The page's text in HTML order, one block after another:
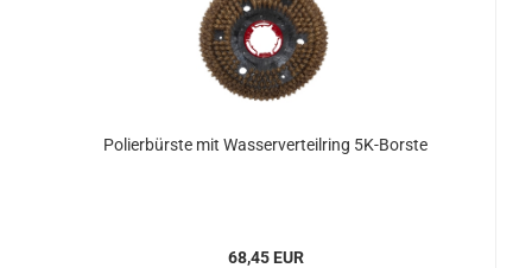
Polierbürste mit Wasserverteilring 5K-Borste
68,45 EUR